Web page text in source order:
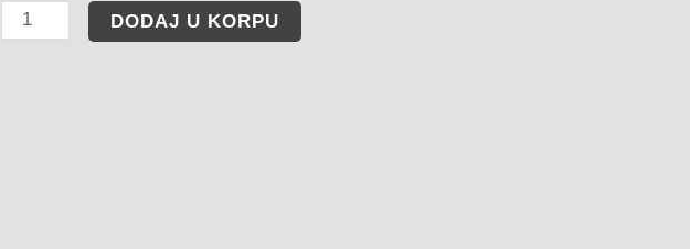
DODAJ U KORPU